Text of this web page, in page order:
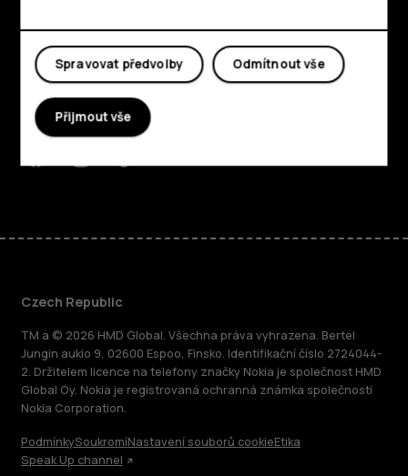
O nás
Planet and people
Podpora
FacebookInstagram
TiktokYoutubeLinkedinDiscord
Czech Republic
TM a © 2026 HMD Global. Všechna práva vyhrazena. Bertel
Jungin aukio 9, 02600 Espoo, Finsko. Identifikační číslo 2724044-
2. Držitelem licence na telefony značky Nokia je společnost HMD
Global Oy. Nokia je registrovaná ochranná známka společnosti
Nokia Corporation.
PodmínkySoukromíNastavení souborů cookieEtika
Speak Up channel
Odmítnout vše
Spravovat předvolby
Přijmout vše